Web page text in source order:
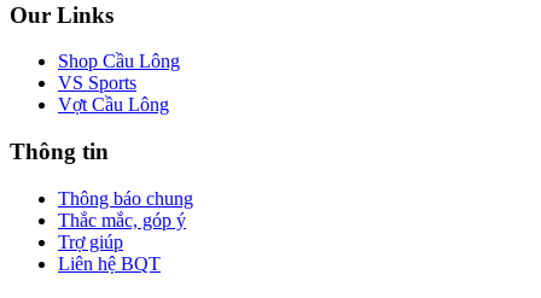
Our Links
Shop Cầu Lông
VS Sports
Vợt Cầu Lông
Thông tin
Thông báo chung
Thắc mắc, góp ý
Trợ giúp
Liên hệ BQT